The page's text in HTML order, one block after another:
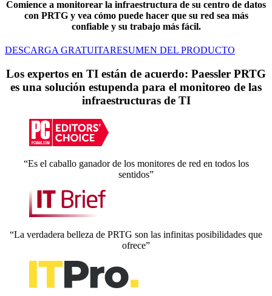
Comience a monitorear la infraestructura de su centro de datos
con PRTG y vea cómo puede hacer que su red sea más
confiable y su trabajo más fácil.
DESCARGA GRATUITARESUMEN DEL PRODUCTO
Los expertos en TI están de acuerdo: Paessler PRTG
es una solución estupenda para el monitoreo de las
infraestructuras de TI
“Es el caballo ganador de los monitores de red en todos los
sentidos”
“La verdadera belleza de PRTG son las infinitas posibilidades que
ofrece”